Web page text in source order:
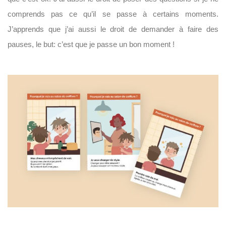
comprends pas ce qu’il se passe à certains moments.
J’apprends que j’ai aussi le droit de demander à faire des
pauses, le but: c’est que je passe un bon moment !